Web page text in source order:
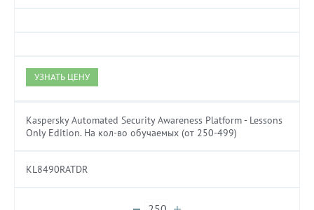
УЗНАТЬ ЦЕНУ
Kaspersky Automated Security Awareness Platform - Lessons
Only Edition. На кол-во обучаемых (от 250-499)
KL8490RATDR